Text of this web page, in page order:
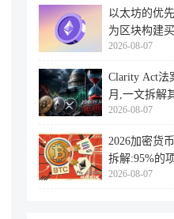
以太坊的优
为区块构建
2026-08-07
Clarity Act法
月,一文拆解
太坊
2026-08-07
2026加密货
拆解:95%的
币,73%最
2026-08-07